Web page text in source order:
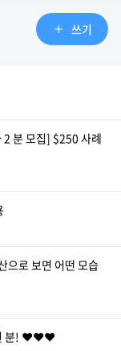
쓰기
2 분 모집] $250 사례
으로 보면 어떤 모습
분! ❤️❤️❤️